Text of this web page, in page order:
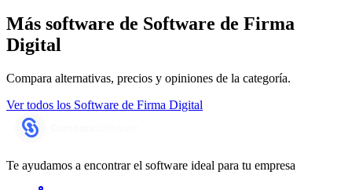
Más software de Software de Firma
Digital
Compara alternativas, precios y opiniones de la categoría.
Ver todos los Software de Firma Digital
Te ayudamos a encontrar el software ideal para tu empresa